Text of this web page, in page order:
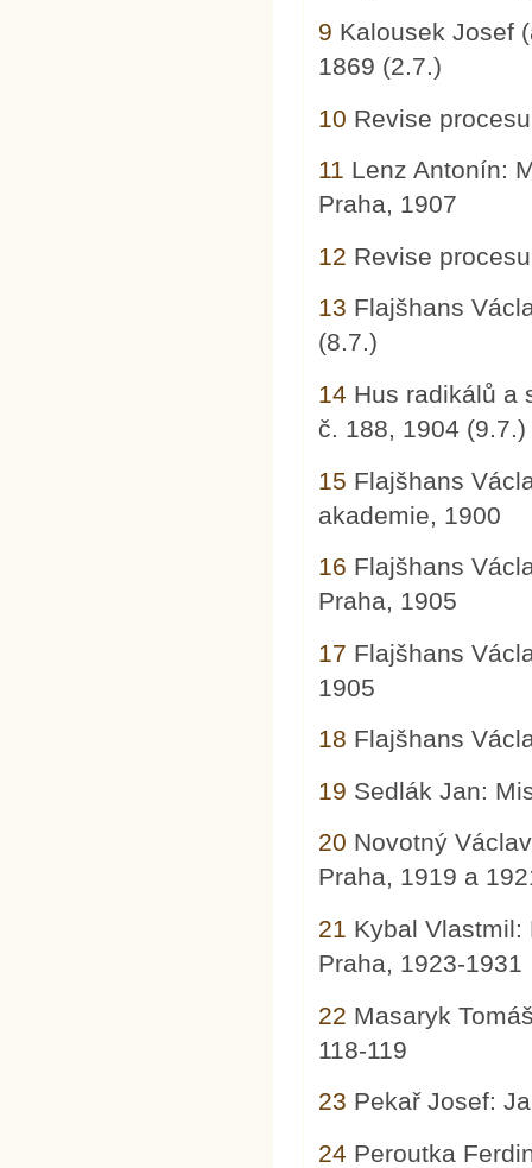
9 Kalousek Josef
1869 (2.7.)
10 Revise
11 Lenz Antonín:
Praha, 1907
12 Revise
13 Flajšhans
(8.7.)
14 Hus radikálů a
č. 188, 1904 (9.7.)
15 Flajšhans
akademie, 1900
16 Flajšhans
Praha, 1905
17 Flajšhans
1905
18 Flajšhans
19 Sedlák Jan:
20 Novotný
Praha, 1919 a
21 Kybal Vlastmil:
Praha, 1923-1931
22 Masaryk
118-119
23 Pekař Josef:
24 Peroutka